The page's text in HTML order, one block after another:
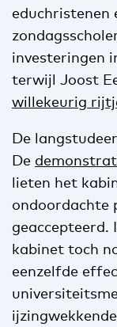
educhristenen
investeringen
terwijl Joost
willekeurig
De
De
lieten het
ondoordachte
geaccepteerd.
kabinet toch
eenzelfde
ijzingwekkende